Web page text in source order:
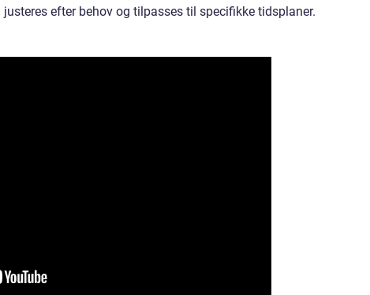
efter behov og tilpasses til specifikke tidsplaner.